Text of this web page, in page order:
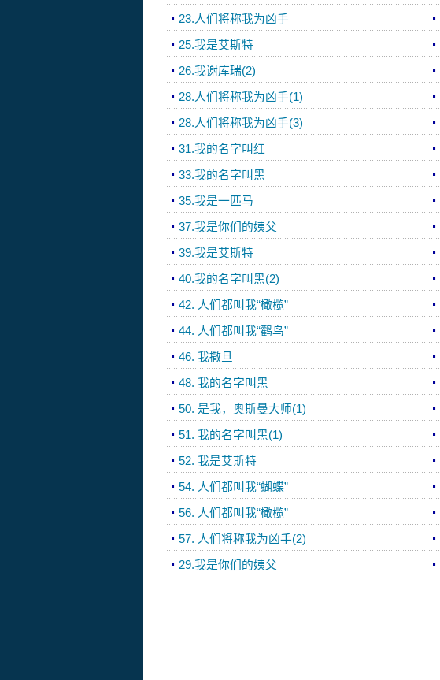
23.人们将称我为凶手
25.我是艾斯特
26.我谢库瑞(2)
28.人们将称我为凶手(1)
28.人们将称我为凶手(3)
31.我的名字叫红
33.我的名字叫黑
35.我是一匹马
37.我是你们的姨父
39.我是艾斯特
40.我的名字叫黑(2)
42. 人们都叫我“橄榄”
44. 人们都叫我“鹳鸟”
46. 我撒旦
48. 我的名字叫黑
50. 是我，奥斯曼大师(1)
51. 我的名字叫黑(1)
52. 我是艾斯特
54. 人们都叫我“蝴蝶”
56. 人们都叫我“橄榄”
57. 人们将称我为凶手(2)
29.我是你们的姨父